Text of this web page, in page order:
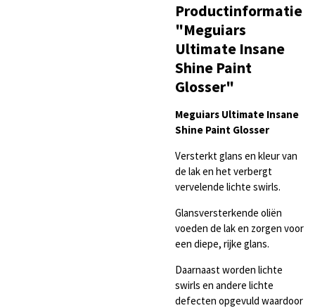
Productinformatie
"Meguiars
Ultimate Insane
Shine Paint
Glosser"
Meguiars Ultimate Insane
Shine Paint Glosser
Versterkt glans en kleur van
de lak en het verbergt
vervelende lichte swirls.
Glansversterkende oliën
voeden de lak en zorgen voor
een diepe, rijke glans.
Daarnaast worden lichte
swirls en andere lichte
defecten opgevuld waardoor